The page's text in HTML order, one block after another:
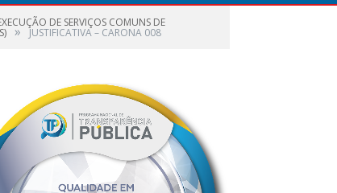
DE SERVIÇOS COMUNS DE
» JUSTIFICATIVA – CARONA 008